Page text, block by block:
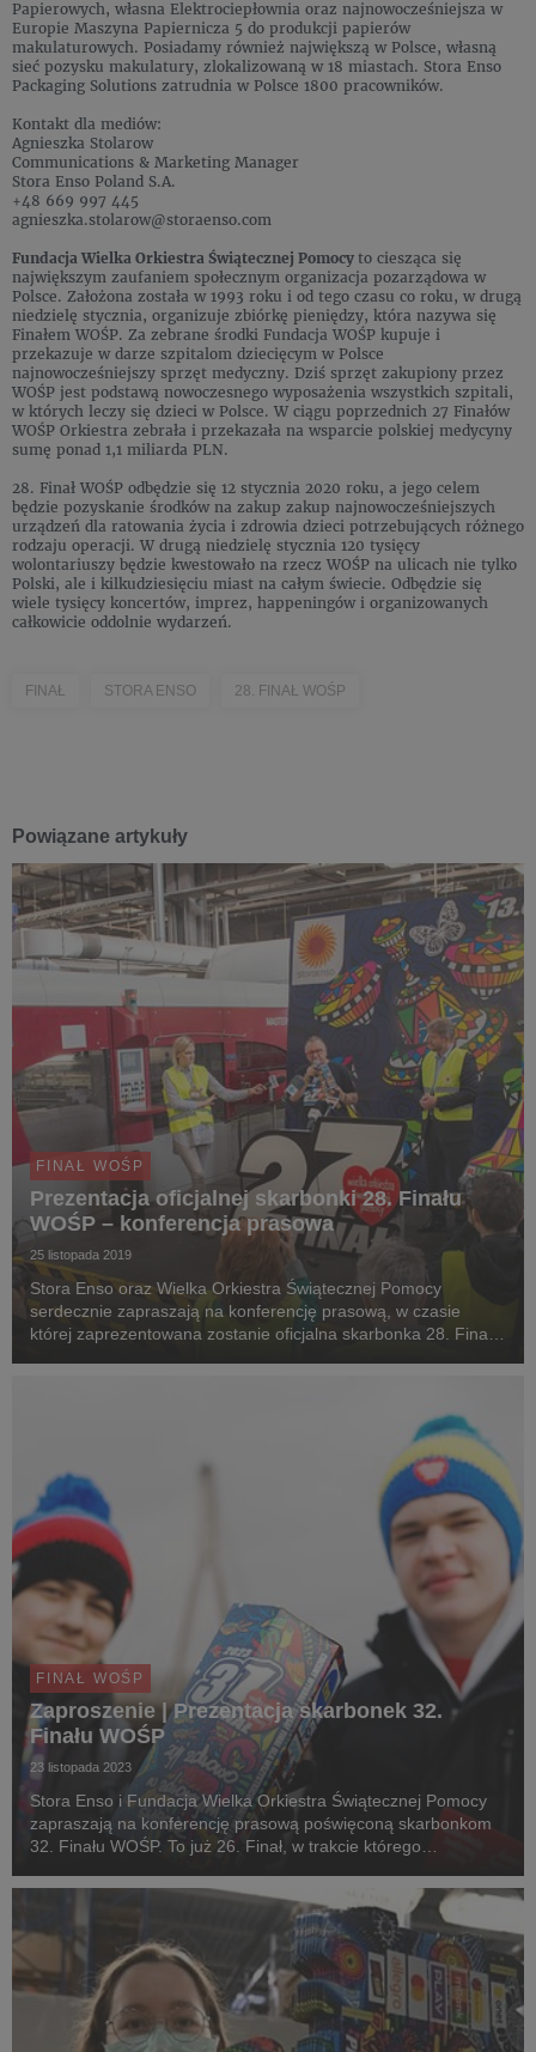
Papierowych, własna Elektrociepłownia oraz najnowocześniejsza w
Europie Maszyna Papiernicza 5 do produkcji papierów
makulaturowych. Posiadamy również największą w Polsce, własną
sieć pozysku makulatury, zlokalizowaną w 18 miastach. Stora Enso
Packaging Solutions zatrudnia w Polsce 1800 pracowników.
Kontakt dla mediów:
Agnieszka Stolarow
Communications & Marketing Manager
Stora Enso Poland S.A.
+48 669 997 445
agnieszka.stolarow@storaenso.com
Fundacja Wielka Orkiestra Świątecznej Pomocy to ciesząca się
największym zaufaniem społecznym organizacja pozarządowa w
Polsce. Założona została w 1993 roku i od tego czasu co roku, w drugą
niedzielę stycznia, organizuje zbiórkę pieniędzy, która nazywa się
Finałem WOŚP. Za zebrane środki Fundacja WOŚP kupuje i
przekazuje w darze szpitalom dziecięcym w Polsce
najnowocześniejszy sprzęt medyczny. Dziś sprzęt zakupiony przez
WOŚP jest podstawą nowoczesnego wyposażenia wszystkich szpitali,
w których leczy się dzieci w Polsce. W ciągu poprzednich 27 Finałów
WOŚP Orkiestra zebrała i przekazała na wsparcie polskiej medycyny
sumę ponad 1,1 miliarda PLN.
28. Finał WOŚP odbędzie się 12 stycznia 2020 roku, a jego celem
będzie pozyskanie środków na zakup zakup najnowocześniejszych
urządzeń dla ratowania życia i zdrowia dzieci potrzebujących różnego
rodzaju operacji. W drugą niedzielę stycznia 120 tysięcy
wolontariuszy będzie kwestowało na rzecz WOŚP na ulicach nie tylko
Polski, ale i kilkudziesięciu miast na całym świecie. Odbędzie się
wiele tysięcy koncertów, imprez, happeningów i organizowanych
całkowicie oddolnie wydarzeń.
FINAŁ STORA ENSO 28. FINAŁ WOŚP
Powiązane artykuły
FINAŁ WOŚP
Prezentacja oficjalnej skarbonki 28. Finału
WOŚP – konferencja prasowa
25 listopada 2019
Stora Enso oraz Wielka Orkiestra Świątecznej Pomocy
serdecznie zapraszają na konferencję prasową, w czasie
której zaprezentowana zostanie oficjalna skarbonka 28. Finału
FINAŁ WOŚP
Zaproszenie | Prezentacja skarbonek 32.
Finału WOŚP
23 listopada 2023
Stora Enso i Fundacja Wielka Orkiestra Świątecznej Pomocy
zapraszają na konferencję prasową poświęconą skarbonkom
32. Finału WOŚP. To już 26. Finał, w trakcie którego
produkowanych przez Stora Enso.